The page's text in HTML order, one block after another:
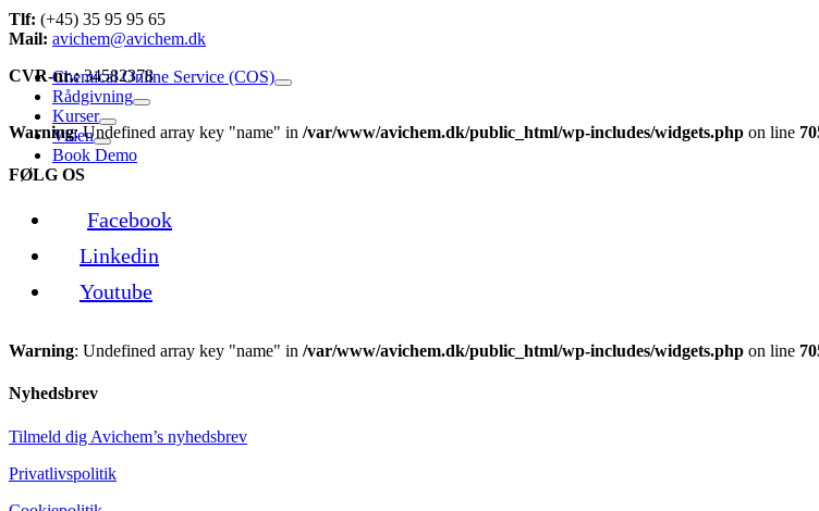
Chemical Online Service (COS)
Rådgivning
Kurser
Viden
Book Demo
Tlf: (+45) 35 95 95 65
Mail: avichem@avichem.dk
CVR-nr.:34582378
Warning: Undefined array key "name" in /var/www/avichem.dk/public_html/wp-includes/widgets.php on line
FØLG OS
Facebook
Linkedin
Youtube
Warning: Undefined array key "name" in /var/www/avichem.dk/public_html/wp-includes/widgets.php on line
Nyhedsbrev
Tilmeld dig Avichem’s nyhedsbrev
Privatlivspolitik